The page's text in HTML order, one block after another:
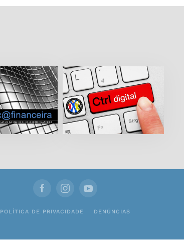
POLÍTICA DE PRIVACIDADE DENÚNCIAS